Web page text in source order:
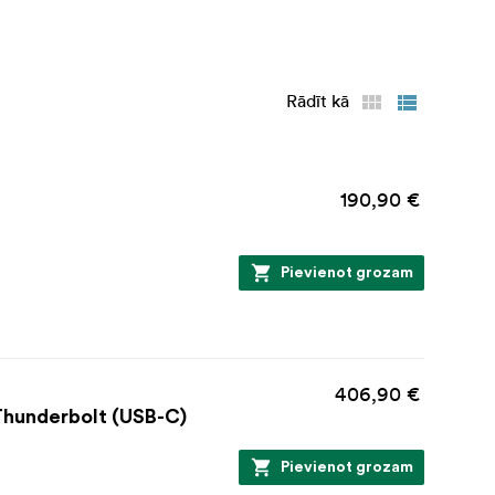
to, ko esat
darba
printeri.
3
Rādīt kā
190,90 €
Pievienot grozam
(USB-C)
406,90 €
Pievienot grozam